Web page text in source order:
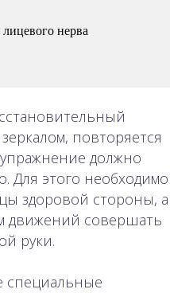
повторяется
должно
Для этого необходимо
здоровой стороны, а
движений совершать
руки.
специальные